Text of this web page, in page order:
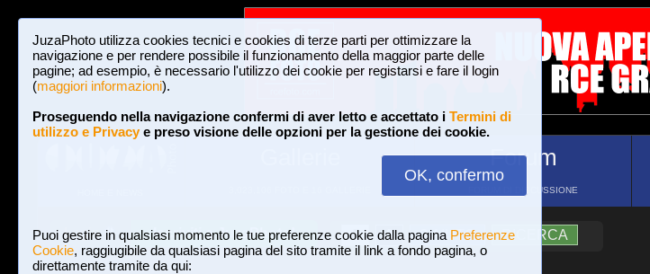
JuzaPhoto utilizza cookies tecnici e cookies di terze parti per ottimizzare la
navigazione e per rendere possibile il funzionamento della maggior parte delle
pagine; ad esempio, è necessario l'utilizzo dei cookie per registarsi e fare il login
(maggiori informazioni).
Proseguendo nella navigazione confermi di aver letto e accettato i Termini di
utilizzo e Privacye preso visione delle opzioni per la gestione dei cookie.
OK, confermo
Puoi gestire in qualsiasi momento le tue preferenze cookie dalla pagina Preferenze
Cookie, raggiugibile da qualsiasi pagina del sito tramite il link a fondo pagina, o
direttamente tramite da qui:
Forum
FORUM DI DISCUSSIONE
Login Iscriviti a JuzaPhoto! A A ?AIUTO RICERCA